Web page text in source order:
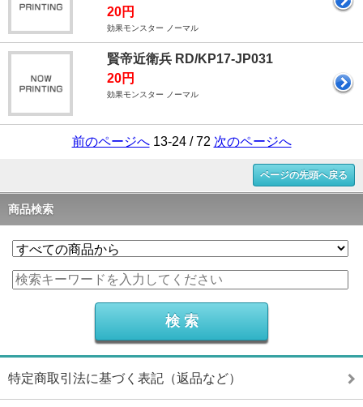
20円
効果モンスター ノーマル
賢帝近衛兵 RD/KP17-JP031
20円
効果モンスター ノーマル
前のページへ13-24 / 72 次のページへ
ページの先頭へ戻る
商品検索
特定商取引法に基づく表記（返品など）